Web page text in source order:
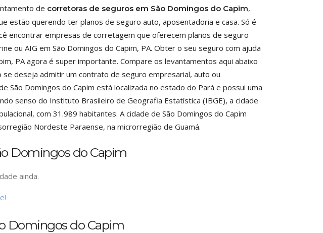
de corretoras de seguros em São Domingos do Capim,
estão querendo ter planos de seguro auto, aposentadoria e casa. Só é
encontrar empresas de corretagem que oferecem planos de seguro
ou AIG em São Domingos do Capim, PA. Obter o seu seguro com ajuda
PA agora é super importante. Compare os levantamentos aqui abaixo
deseja admitir um contrato de seguro empresarial, auto ou
São Domingos do Capim está localizada no estado do Pará e possui uma
senso do Instituto Brasileiro de Geografia Estatística (IBGE), a cidade
com 31.989 habitantes. A cidade de São Domingos do Capim
Nordeste Paraense, na microrregião de Guamá.
Domingos do Capim
ainda.
Domingos do Capim